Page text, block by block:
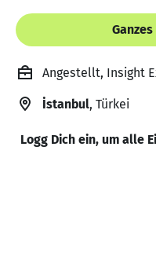
Angestellt, Insight
İstanbul, Türkei
Logg Dich ein, um alle